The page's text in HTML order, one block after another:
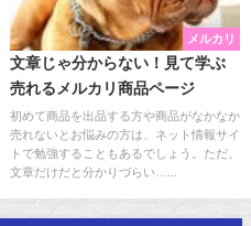
メルカリ
文章じゃ分からない！見て学ぶ
売れるメルカリ商品ページ
初めて商品を出品する方や商品がなかなか
売れないとお悩みの方は、ネット情報サイ
トで勉強することもあるでしょう。ただ、
文章だけだと分かりづらい…...